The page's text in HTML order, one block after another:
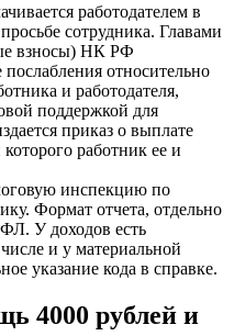
работодателем в
сотрудника. Главами
взносы) НК РФ
относительно
и работодателя,
поддержкой для
приказ о выплате
работник ее и
инспекцию по
Формат отчета, отдельно
У доходов есть
и у материальной
указание кода в справке.
4000 рублей и